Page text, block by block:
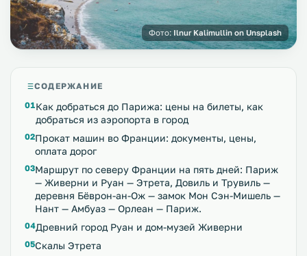
Фото: Ilnur Kalimullin on Unsplash
СОДЕРЖАНИЕ
Как добраться до Парижа: цены на билеты, как
добраться из аэропорта в город
Прокат машин во Франции: документы, цены,
оплата дорог
Маршрут по северу Франции на пять дней: Париж
— Живерни и Руан — Этрета, Довиль и Трувиль —
деревня Бёврон-ан-Ож — замок Мон Сэн-Мишель —
Нант — Амбуаз — Орлеан — Париж.
Древний город Руан и дом-музей Живерни
Скалы Этрета